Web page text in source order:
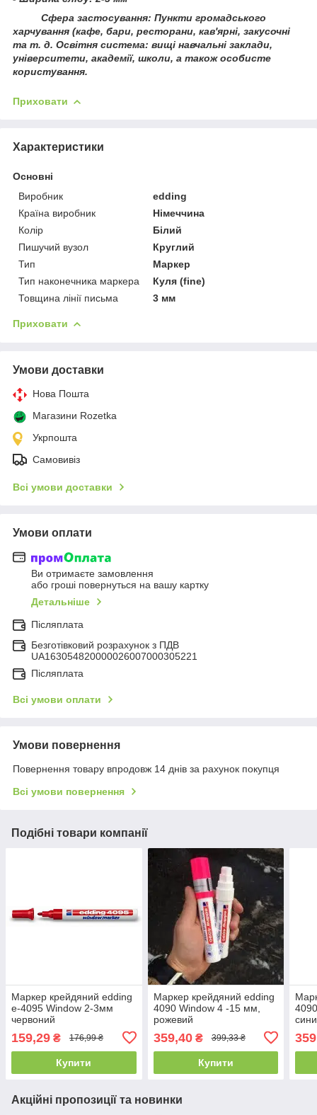
Сфера застосування: Пункти громадського
харчування (кафе, бари, ресторани, кав'ярні, закусочні
та т. д. Освітня система: вищі навчальні заклади,
університети, академії, школи, а також особисте
користування.
Приховати
Характеристики
Основні
Виробник
edding
Країна виробник
Німеччина
Колір
Білий
Пишучий вузол
Круглий
Тип
Маркер
Тип наконечника маркера
Куля (fine)
Товщина лінії письма
3 мм
Приховати
Умови доставки
Нова Пошта
Магазини Rozetka
Укрпошта
Самовивіз
Всі умови доставки
Умови оплати
Ви отримаєте замовлення
або гроші повернуться на вашу картку
Детальніше
Післяплата
Безготівковий розрахунок з ПДВ
UA163054820000026007000305221
Післяплата
Всі умови оплати
Умови повернення
Повернення товару впродовж 14 днів за рахунок покупця
Всі умови повернення
Подібні товари компанії
Маркер крейдяний edding
e-4095 Window 2-3мм
червоний
159,29 ₴ 176,99 ₴
Купити
Маркер крейдяний edding
4090 Window 4 -15 мм,
рожевий
359,40₴ 399,33 ₴
Купити
Акційні пропозиції та новинки